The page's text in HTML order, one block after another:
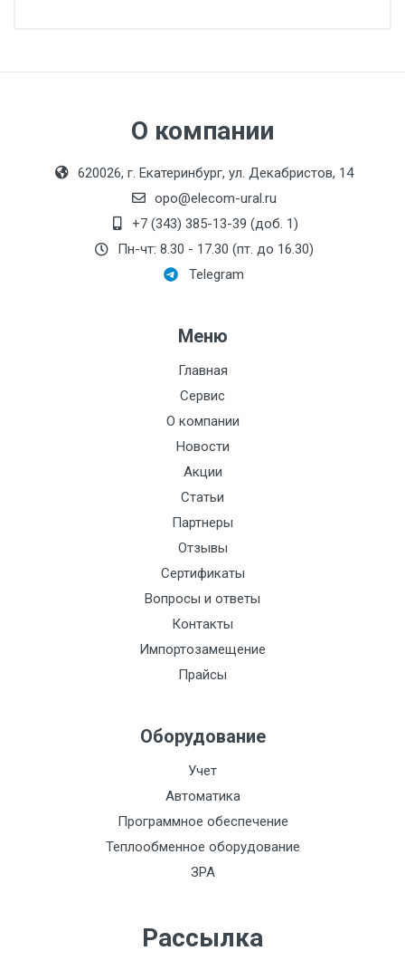
О компании
620026, г. Екатеринбург, ул. Декабристов, 14
opo@elecom-ural.ru
+7 (343) 385-13-39 (доб. 1)
Пн-чт: 8.30 - 17.30 (пт. до 16.30)
Telegram
Меню
Главная
Сервис
О компании
Новости
Акции
Статьи
Партнеры
Отзывы
Сертификаты
Вопросы и ответы
Контакты
Импортозамещение
Прайсы
Оборудование
Учет
Автоматика
Программное обеспечение
Теплообменное оборудование
ЗРА
Рассылка